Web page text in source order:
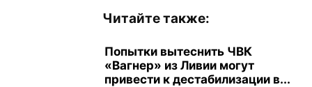
Читайте также:
Попытки вытеснить ЧВК
«Вагнер» из Ливии могут
привести к дестабилизации в...